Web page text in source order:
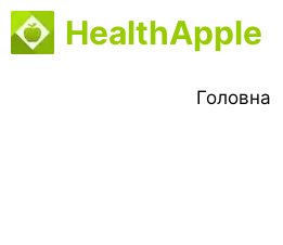
Перейти
до
HealthApple
Головна